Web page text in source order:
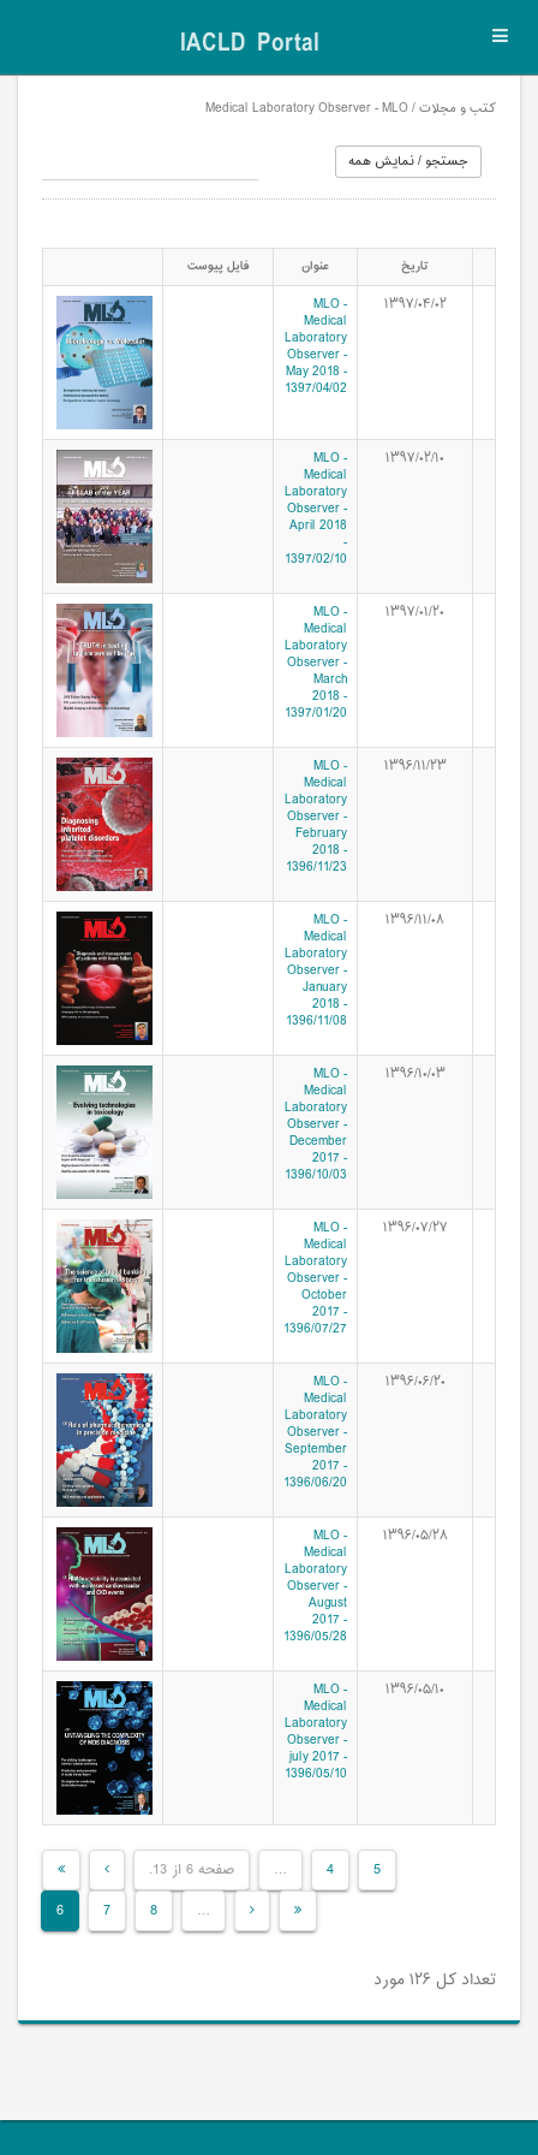
IACLD Portal
کتب و مجلات / Medical Laboratory Observer - MLO
تاریخ عنوان فایل پیوست
۱۳۹۷/۰۴/۰۲ MLO -
Medical
Laboratory
Observer -
May 2018 -
1397/04/02
۱۳۹۷/۰۲/۱۰ MLO -
Medical
Laboratory
Observer -
April 2018
-
1397/02/10
۱۳۹۷/۰۱/۲۰ MLO -
Medical
Laboratory
Observer -
March
2018 -
1397/01/20
۱۳۹۶/۱۱/۲۳ MLO -
Medical
Laboratory
Observer -
February
2018 -
1396/11/23
۱۳۹۶/۱۱/۰۸ MLO -
Medical
Laboratory
Observer -
January
2018 -
1396/11/08
۱۳۹۶/۱۰/۰۳ MLO -
Medical
Laboratory
Observer -
December
2017 -
1396/10/03
۱۳۹۶/۰۷/۲۷ MLO -
Medical
Laboratory
Observer -
October
2017 -
1396/07/27
۱۳۹۶/۰۶/۲۰ MLO -
Medical
Laboratory
Observer -
September
2017 -
1396/06/20
۱۳۹۶/۰۵/۲۸ MLO -
Medical
Laboratory
Observer -
August
2017 -
1396/05/28
۱۳۹۶/۰۵/۱۰ MLO -
Medical
Laboratory
Observer -
july 2017 -
1396/05/10
صفحه 6 از 13. … 4
5
6
7 8 …
تعداد کل ۱۲۶ مورد